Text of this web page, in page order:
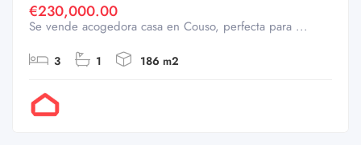
€230,000.00
Se vende acogedora casa en Couso, perfecta para ...
3 1 186 m2